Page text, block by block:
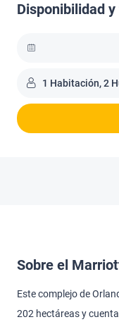
Disponibilidad
1 Habitación, 2
Sobre el
Este complejo de
202 hectáreas y